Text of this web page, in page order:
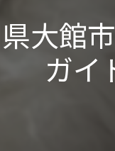
大館
ガイ